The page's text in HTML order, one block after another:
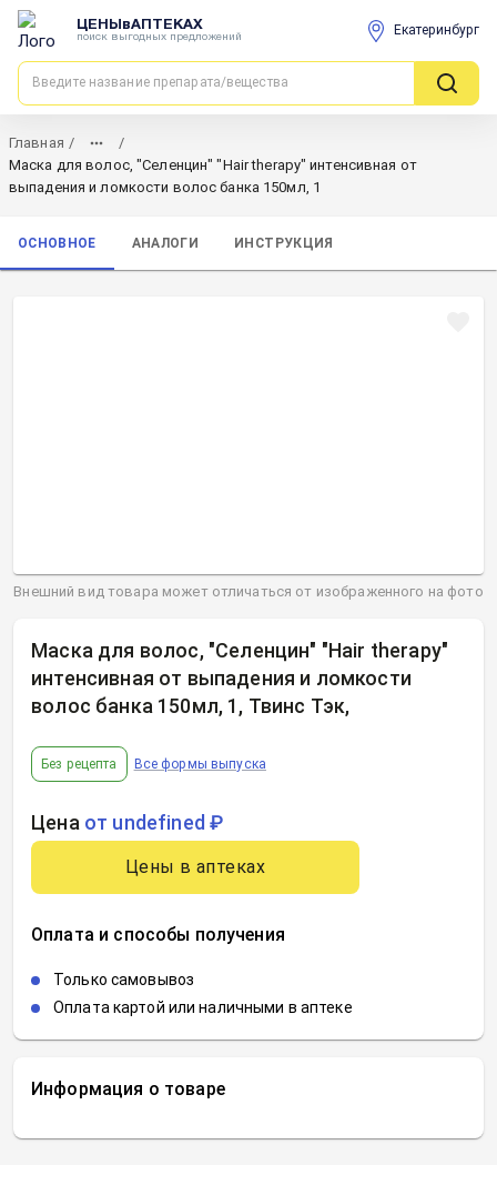
ЦЕНЫвАПТЕКАХ
поиск выгодных предложений Екатеринбург
Главная /
/
Маска для волос, "Селенцин" "Hair therapy" интенсивная от
выпадения и ломкости волос банка 150мл, 1
ОСНОВНОЕ АНАЛОГИ ИНСТРУКЦИЯ
Информация о товаре
Маска для волос, "Селенцин" "Hair therapy"
интенсивная от выпадения и ломкости
волос банка 150мл, 1, Твинс Тэк,
Без рецепта Все формы выпуска
Цена от undefined ₽
Цены в аптеках
Оплата и способы получения
Только самовывоз
Оплата картой или наличными в аптеке
Внешний вид товара может отличаться от изображенного на фото